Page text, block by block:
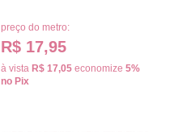
preço do metro:
R$ 17,95
à vista R$ 17,05 economize 5%
no Pix